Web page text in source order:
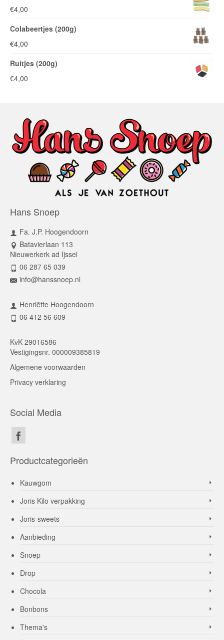
€4,00
Colabeertjes (200g)
€4,00
Ruitjes (200g)
€4,00
Hans Snoep
Fa. J.P. Hoogendoorn
Batavierlaan 113
Nieuwerkerk ad Ijssel
06 287 65 039
info@hanssnoep.nl
Henriëtte Hoogendoorn
06 412 56 609
KvK 29016586
Vestigingsnr. 000009385819
Algemene voorwaarden
Privacy verklaring
Social Media
Productcategorieën
Kauwgom
Joris Kilo verpakking
Joris-sweets
Aanbieding
Snoep
Drop
Chocola
Bonbons
Thema's